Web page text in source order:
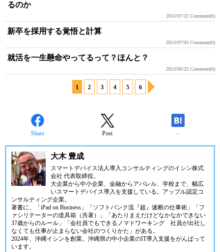
るのか
2013/07/22 Comment(0)
新卒を採用する覚悟と計算
2013/07/03 Comment(0)
就活を一生懸命やってるって？ほんと？
2013/06/25 Comment(0)
1 2 3 4 5 6
Share Post -
大木 豊成
スマートデバイス法人導入コンサルティングのイシン株式
会社 代表取締役。
大企業から中小企業、金融からアパレル、学校まで、幅広
いスマートデバイス導入を支援している。アップル認定コ
ンサルティング企業。
著書に、「iPad on Business」「ソフトバンク流『超』速断の仕事術」「フ
ァシリテーターの道具箱（共著）」「あたりまえだけどなかなかできない
37歳からのルール」「会社員でもできるノマドワーキング 社員が出社し
なくても仕事が止まらない会社のつくりかた」がある。
2024年、 沖縄イシンを創業。沖縄県の中小企業のIT導入支援をがんばって
います。